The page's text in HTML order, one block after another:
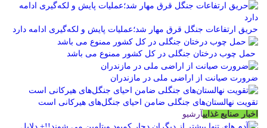
حریق ارتفاعات جنگل قرق مهار شد؛عملیات پایش و لکه‌گیری ادامه دارد
حمل چوب درختان جنگلی در کل کشور ممنوع می باشد
ضرورت صیانت از اراضی ملی در مازندران
تقویت نهالستان‌های جنگلی ضامن احیای جنگل‌های هیرکانی است
اخبار صنایع غذاییآرشیو